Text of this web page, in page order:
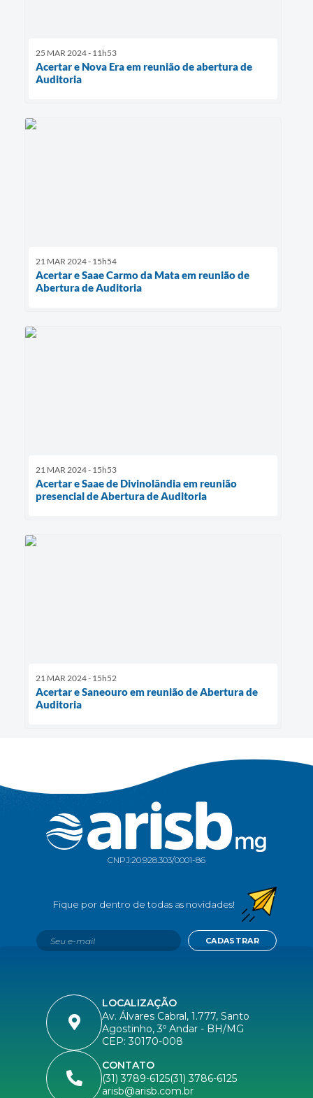
25 MAR 2024 - 11h53
Acertar e Nova Era em reunião de abertura de
Auditoria
21 MAR 2024 - 15h54
Acertar e Saae Carmo da Mata em reunião de
Abertura de Auditoria
21 MAR 2024 - 15h53
Acertar e Saae de Divinolândia em reunião
presencial de Abertura de Auditoria
21 MAR 2024 - 15h52
Acertar e Saneouro em reunião de Abertura de
Auditoria
CNPJ:20.928.303/0001-86
LOCALIZAÇÃO
Av. Álvares Cabral, 1.777, Santo
Agostinho, 3º Andar - BH/MG
CEP: 30170-008
CONTATO
(31) 3789-6125(31) 3786-6125
arisb@arisb.com.br
CADASTRAR